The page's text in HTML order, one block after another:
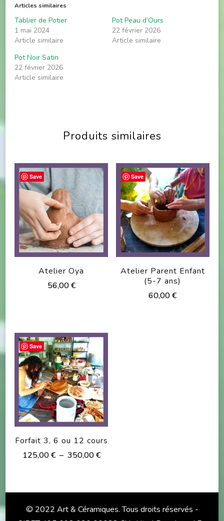
Articles similaires
Tablier de Potier
1 mai 2024
Article similaire
Pot Peau d’Ours
22 février 2026
Article similaire
Pot Noir Satin
22 février 2026
Article similaire
Produits similaires
Save
Atelier Oya
56,00€
Save
Atelier Parent Enfant
(5-7 ans)
60,00€
Save
Forfait 3, 6 ou 12 cours
125,00€ – 350,00€Plage
350,00 €
© 2022 Art & Céramiques. Tous droits réservés -